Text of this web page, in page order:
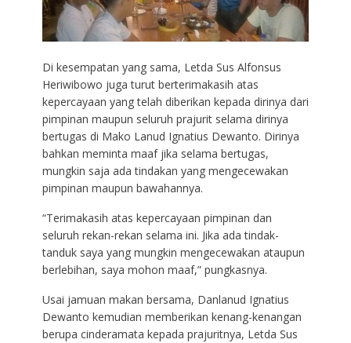
Di kesempatan yang sama, Letda Sus Alfonsus
Heriwibowo juga turut berterimakasih atas
kepercayaan yang telah diberikan kepada dirinya dari
pimpinan maupun seluruh prajurit selama dirinya
bertugas di Mako Lanud Ignatius Dewanto. Dirinya
bahkan meminta maaf jika selama bertugas,
mungkin saja ada tindakan yang mengecewakan
pimpinan maupun bawahannya.
“Terimakasih atas kepercayaan pimpinan dan
seluruh rekan-rekan selama ini. Jika ada tindak-
tanduk saya yang mungkin mengecewakan ataupun
berlebihan, saya mohon maaf,” pungkasnya.
Usai jamuan makan bersama, Danlanud Ignatius
Dewanto kemudian memberikan kenang-kenangan
berupa cinderamata kepada prajuritnya, Letda Sus